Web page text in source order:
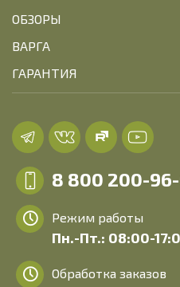
ОБЗОРЫ
ВАРГА
ГАРАНТИЯ
8 800 200-
Режим работы
Пн.-Пт.: 08:00-
Обработка заказов